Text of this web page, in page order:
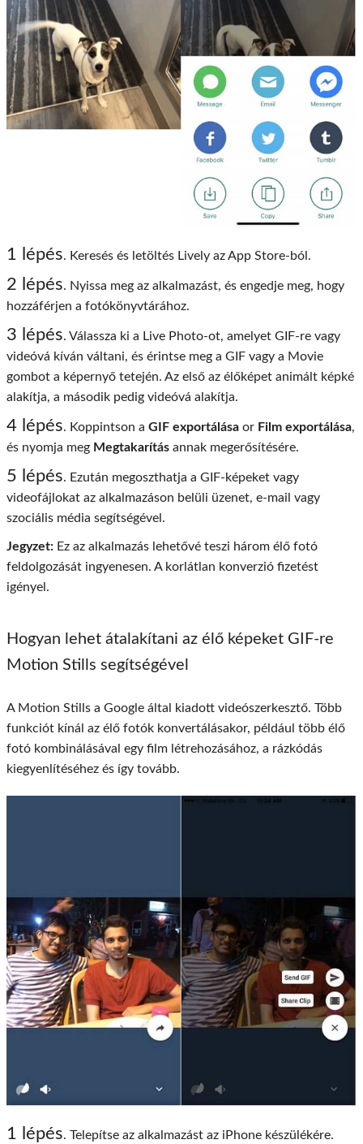
1 lépés. Keresés és letöltés Lively az App Store-ból.
2 lépés. Nyissa meg az alkalmazást, és engedje meg, hogy
hozzáférjen a fotókönyvtárához.
3 lépés. Válassza ki a Live Photo-ot, amelyet GIF-re vagy
videóvá kíván váltani, és érintse meg a GIF vagy a Movie
gombot a képernyő tetején. Az első az élőképet animált képké
alakítja, a második pedig videóvá alakítja.
4 lépés. Koppintson a GIF exportálása or Film exportálása,
és nyomja meg Megtakarítás annak megerősítésére.
5 lépés. Ezután megoszthatja a GIF-képeket vagy
videofájlokat az alkalmazáson belüli üzenet, e-mail vagy
szociális média segítségével.
Jegyzet: Ez az alkalmazás lehetővé teszi három élő fotó
feldolgozását ingyenesen. A korlátlan konverzió fizetést
igényel.
Hogyan lehet átalakítani az élő képeket GIF-re
Motion Stills segítségével
A Motion Stills a Google által kiadott videószerkesztő. Több
funkciót kínál az élő fotók konvertálásakor, például több élő
fotó kombinálásával egy film létrehozásához, a rázkódás
kiegyenlítéséhez és így tovább.
1 lépés. Telepítse az alkalmazást az iPhone készülékére.